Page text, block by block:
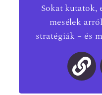
Sokat kutatok,
mesélek
stratégiák – és